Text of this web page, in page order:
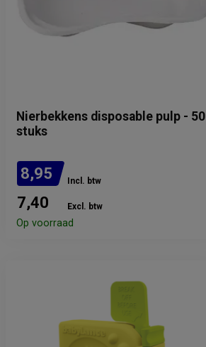
Nierbekkens disposable pulp - 50
stuks
8,95 Incl. btw
7,40 Excl. btw
Op voorraad